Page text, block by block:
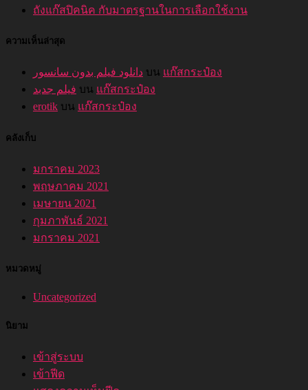
ถังแก๊สปิคนิค กับมาตรฐานในการเลือกใช้งาน
ความเห็นล่าสุด
دانلود فیلم بدون سانسور บน แก๊สกระป๋อง
فیلم جدبد บน แก๊สกระป๋อง
erotik บน แก๊สกระป๋อง
คลังเก็บ
มกราคม 2023
พฤษภาคม 2021
เมษายน 2021
กุมภาพันธ์ 2021
มกราคม 2021
หมวดหมู่
Uncategorized
นิยาม
เข้าสู่ระบบ
เข้าฟีด